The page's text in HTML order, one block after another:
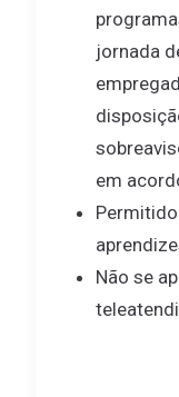
jornada
em
Não se